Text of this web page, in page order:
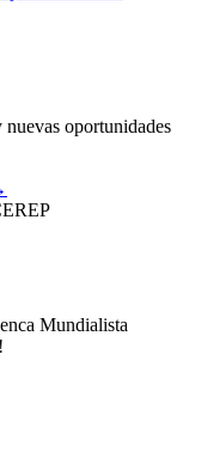
nuevas oportunidades
Mundialista